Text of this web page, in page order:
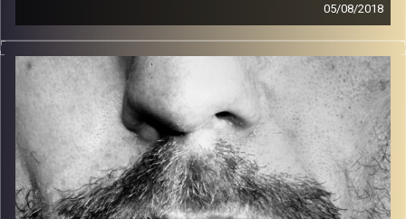
05/08/2018
זיפים, מוזיקה מחוספסת של הופעות חיות. הרבה ג'אם, רוק,
בלוז, bluegrass, ג'אז, Fאנק, פרוגרסיב ואפילו אלקטרוניקה.
כל מה שחי, אמיתי ונושם.
עם שמוליק רגב.
קרדיט תמונות: David Goehring